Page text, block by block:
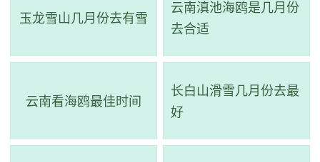
玉龙雪山几月份去有雪
云南滇池海鸥是几月份
去合适
云南看海鸥最佳时间
长白山滑雪几月份去最
好